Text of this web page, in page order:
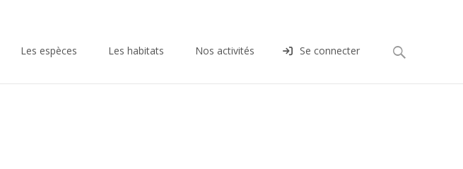
Les espèces Les habitats Nos activités Se connecter Rechercher :